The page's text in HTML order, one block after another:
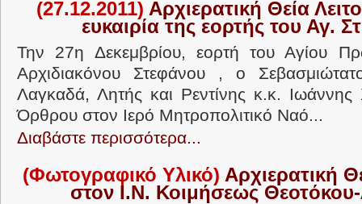
(27.12.2011) Αρχιερατική Θεία
ευκαιρία της εορτής του Αγ.
Την 27η Δεκεμβρίου, εορτή του Αγίου
Αρχιδιακόνου Στεφάνου , o
Λαγκαδά, Λητής και Ρεντίνης κ.κ. Ιωάννης
Όρθρου στον Ιερό Μητροπολιτικό Ναό...
Διαβάστε περισσότερα...
(Φωτογραφικό Υλικό) Αρχιερατική
στον Ι.Ν. Κοιμήσεως